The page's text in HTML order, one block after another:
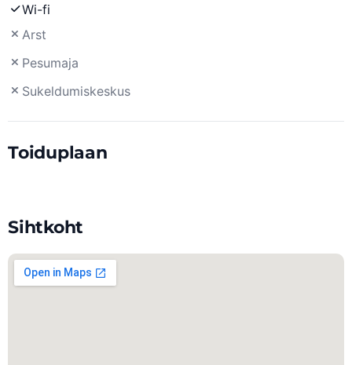
Wi-fi
Arst
Pesumaja
Sukeldumiskeskus
Toiduplaan
Sihtkoht